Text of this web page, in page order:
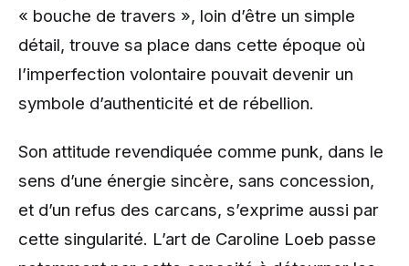
« bouche de travers », loin d’être un simple
détail, trouve sa place dans cette époque où
l’imperfection volontaire pouvait devenir un
symbole d’authenticité et de rébellion.
Son attitude revendiquée comme punk, dans le
sens d’une énergie sincère, sans concession,
et d’un refus des carcans, s’exprime aussi par
cette singularité. L’art de Caroline Loeb passe